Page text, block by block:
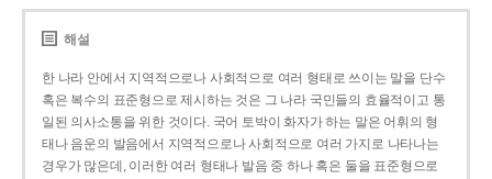
해설
한 나라 안에서 지역적으로나 사회적으로 여러 형태로 쓰이는 말을 단수
혹은 복수의 표준형으로 제시하는 것은 그 나라 국민들의 효율적이고 통
일된 의사소통을 위한 것이다. 국어 토박이 화자가 하는 말은 어휘의 형
태나 음운의 발음에서 지역적으로나 사회적으로 여러 가지로 나타나는
경우가 많은데, 이러한 여러 형태나 발음 중 하나 혹은 둘을 표준형으로